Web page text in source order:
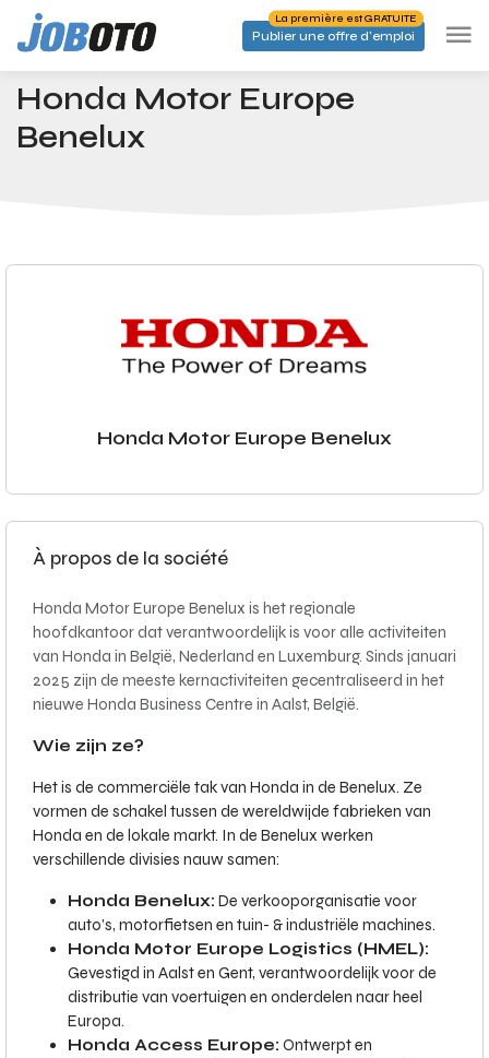
Skip to main content
Publier une offre d'emploi
La première est GRATUITE
Accueil Entreprises Honda Motor Europe Benelux
Honda Motor Europe
Benelux
Honda Motor Europe Benelux
À propos de la société
Honda Motor Europe Benelux is het regionale
hoofdkantoor dat verantwoordelijk is voor alle activiteiten
van Honda in België, Nederland en Luxemburg. Sinds januari
2025 zijn de meeste kernactiviteiten gecentraliseerd in het
nieuwe Honda Business Centre in Aalst, België.
Wie zijn ze?
Het is de commerciële tak van Honda in de Benelux. Ze
vormen de schakel tussen de wereldwijde fabrieken van
Honda en de lokale markt. In de Benelux werken
verschillende divisies nauw samen:
Honda Benelux: De verkooporganisatie voor
auto’s, motorfietsen en tuin- & industriële machines.
Honda Motor Europe Logistics (HMEL):
Gevestigd in Aalst en Gent, verantwoordelijk voor de
distributie van voertuigen en onderdelen naar heel
Europa.
Honda Access Europe: Ontwerpt en